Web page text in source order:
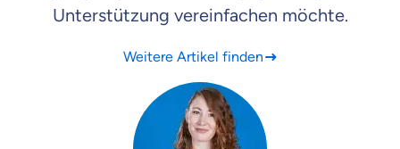
Unterstützung vereinfachen möchte.
Weitere Artikel finden